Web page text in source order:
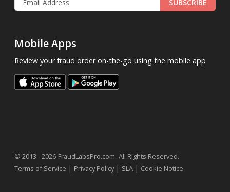
SUBSCRIBE
Mobile Apps
Review your fraud order on-the-go using the mobile app
© 2013 - 2026 FraudLabsPro.com. All Rights Reserved.
Terms of Service | Privacy Policy| SLA | Cookie Notice